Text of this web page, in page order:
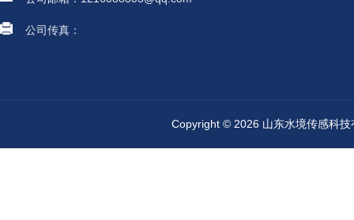
公司传真：
Copyright © 2026 山东水境传感科